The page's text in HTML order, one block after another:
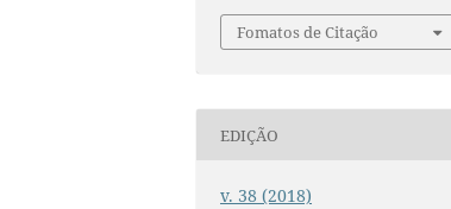
Fomatos de Citação
EDIÇÃO
v. 38 (2018)